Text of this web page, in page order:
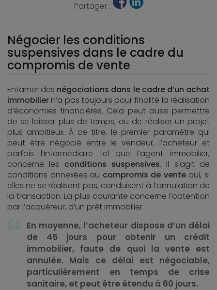
Partager :
Négocier les conditions
suspensives dans le cadre du
compromis de vente
Entamer des négociations dans le cadre d’un achat
immobilier n’a pas toujours pour finalité la réalisation
d’économies financières. Cela peut aussi permettre
de se laisser plus de temps, ou de réaliser un projet
plus ambitieux. À ce titre, le premier paramètre qui
peut être négocié entre le vendeur, l’acheteur et
parfois l’intermédiaire tel que l’agent immobilier,
concerne les conditions suspensives. Il s’agit de
conditions annexées au compromis de ventequi, si
elles ne se réalisent pas, conduisent à l’annulation de
la transaction. La plus courante concerne l’obtention
par l’acquéreur, d’un prêt immobilier.
En moyenne, l’acheteur dispose d’un délai
de 45 jours pour obtenir un crédit
immobilier, faute de quoi la vente est
annulée. Mais ce délai est négociable,
particulièrement en temps de crise
sanitaire, et peut être étendu à 60 jours.